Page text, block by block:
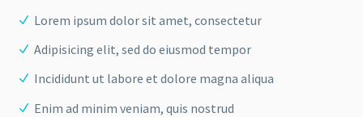
Lorem ipsum dolor sit amet, consectetur
Adipisicing elit, sed do eiusmod tempor
Incididunt ut labore et dolore magna aliqua
Enim ad minim veniam, quis nostrud